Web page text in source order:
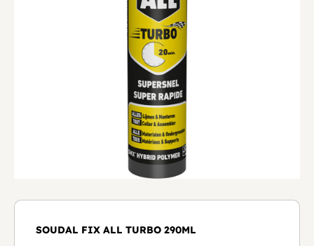
SOUDAL FIX ALL TURBO 290ML